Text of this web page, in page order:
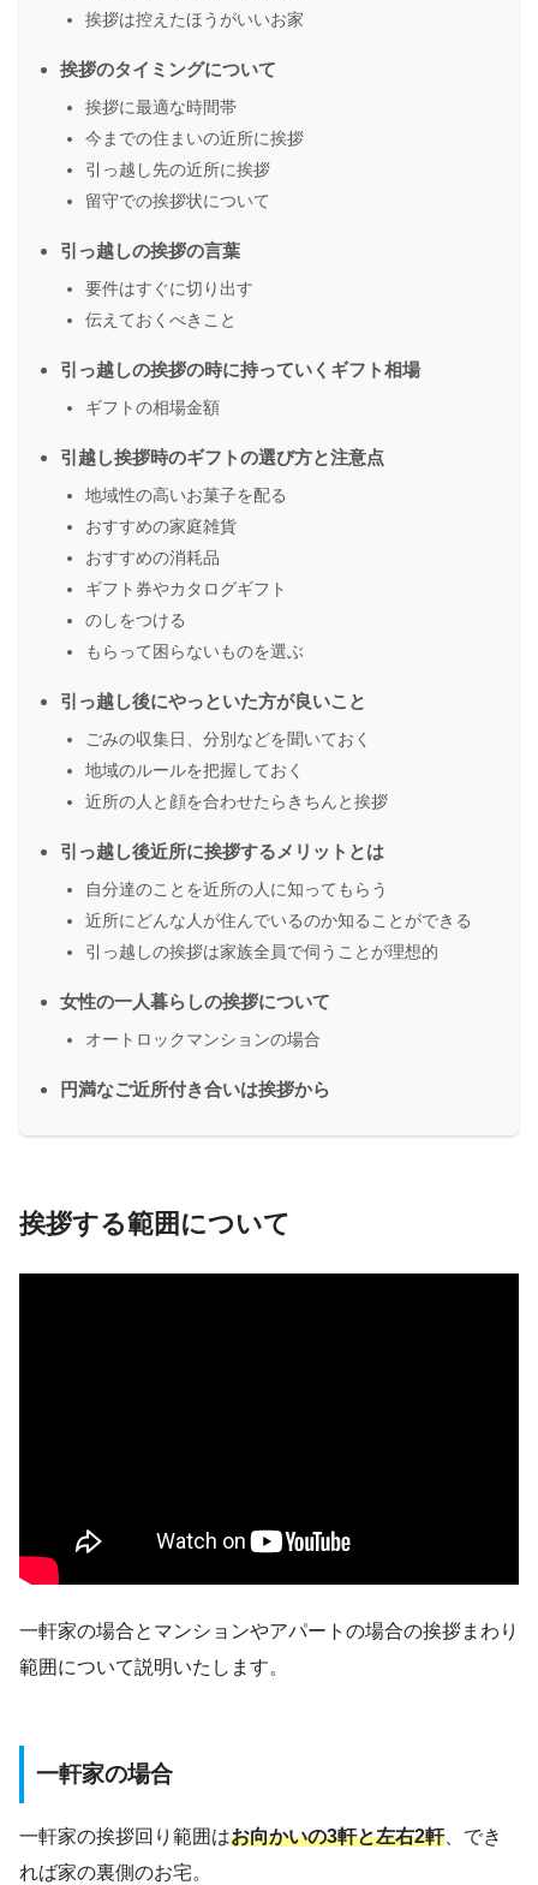
挨拶は控えたほうがいいお家
挨拶のタイミングについて
挨拶に最適な時間帯
今までの住まいの近所に挨拶
引っ越し先の近所に挨拶
留守での挨拶状について
引っ越しの挨拶の言葉
要件はすぐに切り出す
伝えておくべきこと
引っ越しの挨拶の時に持っていくギフト相場
ギフトの相場金額
引越し挨拶時のギフトの選び方と注意点
地域性の高いお菓子を配る
おすすめの家庭雑貨
おすすめの消耗品
ギフト券やカタログギフト
のしをつける
もらって困らないものを選ぶ
引っ越し後にやっといた方が良いこと
ごみの収集日、分別などを聞いておく
地域のルールを把握しておく
近所の人と顔を合わせたらきちんと挨拶
引っ越し後近所に挨拶するメリットとは
自分達のことを近所の人に知ってもらう
近所にどんな人が住んでいるのか知ることができる
引っ越しの挨拶は家族全員で伺うことが理想的
女性の一人暮らしの挨拶について
オートロックマンションの場合
円満なご近所付き合いは挨拶から
挨拶する範囲について
一軒家の場合とマンションやアパートの場合の挨拶まわり
範囲について説明いたします。
一軒家の場合
一軒家の挨拶回り範囲はお向かいの3軒と左右2軒、でき
れば家の裏側のお宅。